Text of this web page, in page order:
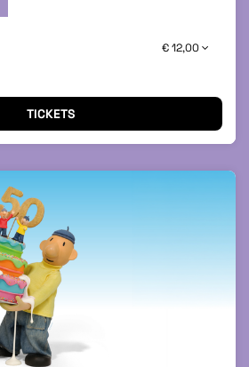
€ 12,00
TICKETS